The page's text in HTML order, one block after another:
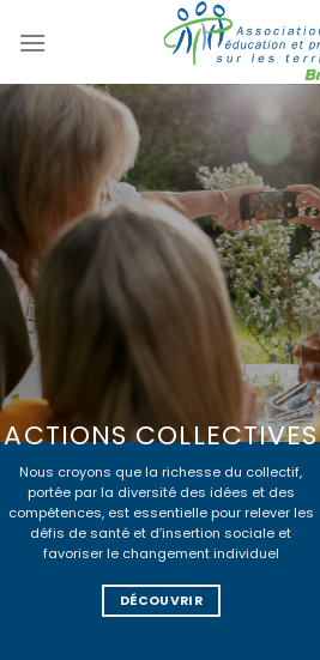
au
ACTIONS COLLECTIVES
Nous croyons que la richesse du collectif,
portée par la diversité des idées et des
compétences, est essentielle pour relever les
défis de santé et d’insertion sociale et
favoriser le changement individuel
DÉCOUVRIR